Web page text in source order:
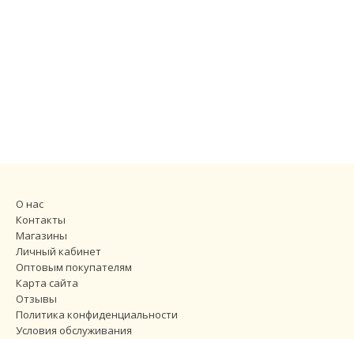
О нас
Контакты
Магазины
Личный кабинет
Оптовым покупателям
Карта сайта
Отзывы
Политика конфиденциальности
Условия обслуживания